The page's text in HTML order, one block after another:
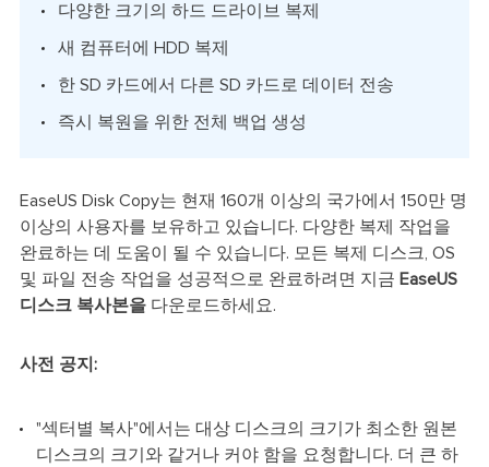
다양한 크기의 하드 드라이브 복제
새 컴퓨터에 HDD 복제
한 SD 카드에서 다른 SD 카드로 데이터 전송
즉시 복원을 위한 전체 백업 생성
EaseUS Disk Copy는 현재 160개 이상의 국가에서 150만 명
이상의 사용자를 보유하고 있습니다. 다양한 복제 작업을
완료하는 데 도움이 될 수 있습니다. 모든 복제 디스크, OS
및 파일 전송 작업을 성공적으로 완료하려면 지금 EaseUS
디스크 복사본을다운로드하세요.
사전 공지:
"섹터별 복사"에서는 대상 디스크의 크기가 최소한 원본
디스크의 크기와 같거나 커야 함을 요청합니다. 더 큰 하